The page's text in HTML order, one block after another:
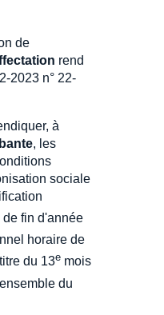
de
rend
2023 n° 22-
à
, les
sociale
fin d'année
horaire de
du 13e mois
du